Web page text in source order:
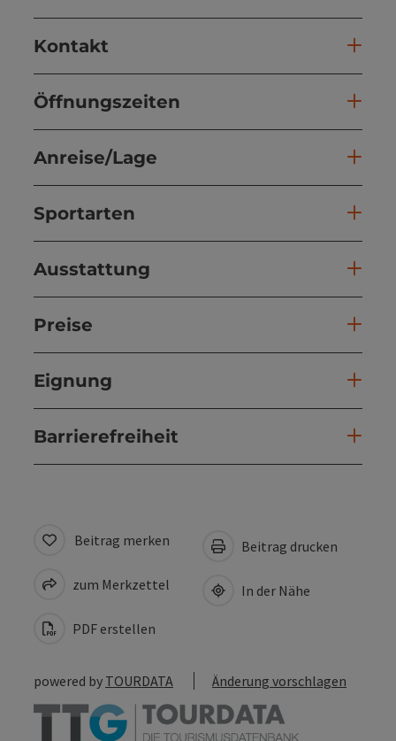
Kontakt
Öffnungszeiten
Anreise/Lage
Sportarten
Ausstattung
Preise
Eignung
Barrierefreiheit
Beitrag merken
zum Merkzettel
PDF erstellen
Beitrag drucken
In der Nähe
powered by TOURDATA Änderung vorschlagen